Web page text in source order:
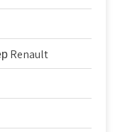
Renault